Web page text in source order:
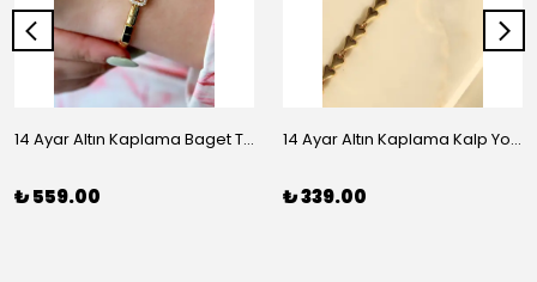
14 Ayar Altın Kaplama Baget Taşlı Vip Bileklik
₺ 559.00
14 Ayar Altın Kaplama Kalp Yolu Bileklik
₺ 339.00